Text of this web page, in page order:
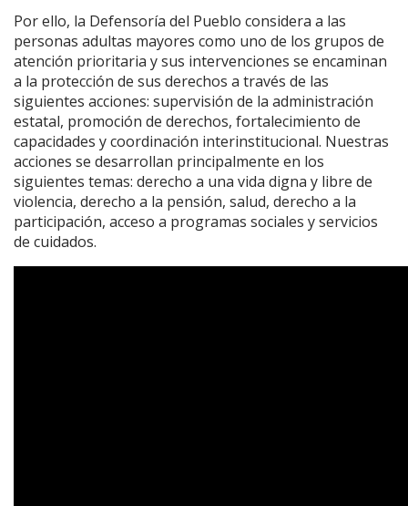
Por ello, la Defensoría del Pueblo considera a las
personas adultas mayores como uno de los grupos de
atención prioritaria y sus intervenciones se encaminan
a la protección de sus derechos a través de las
siguientes acciones: supervisión de la administración
estatal, promoción de derechos, fortalecimiento de
capacidades y coordinación interinstitucional. Nuestras
acciones se desarrollan principalmente en los
siguientes temas: derecho a una vida digna y libre de
violencia, derecho a la pensión, salud, derecho a la
participación, acceso a programas sociales y servicios
de cuidados.